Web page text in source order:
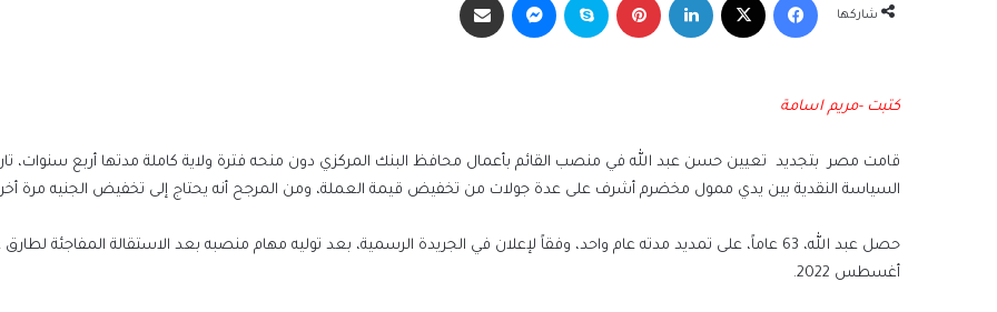
إلكترونيا
شاركها
كتبت -مريم اسامة
قامت مصر بتجديد تعيين حسن عبد الله في منصب القائم بأعمال محافظ البنك المركزي دون منحه فترة ولاية كاملة مدتها أربع سنوات،
السياسة النقدية بين يدي ممول مخضرم أشرف على عدة جولات من تخفيض قيمة العملة، ومن المرجح أنه يحتاج إلى تخفيض الجنيه مرة
حصل عبد الله، 63 عاماً، على تمديد مدته عام واحد، وفقاً لإعلان في الجريدة الرسمية، بعد توليه مهام منصبه بعد الاستقالة المفاجئة
أغسطس 2022.